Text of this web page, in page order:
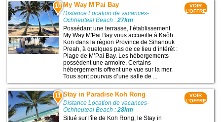
10 My Way M'Pai Bay
Distance Location de vacances-
Ochheuteal Beach :27km
Possédant une terrasse, l’établissement
My Way M'Pai Bay vous accueille à Kaôh
Kon dans la région Province de Sihanouk
Preah, à quelques pas de ce lieu d’intérêt :
Plage de M’Pai Bay. Les hébergements
possèdent une armoire. Certains
hébergements offrent une vue sur la mer.
Tous sont pourvus d’une salle de ...
VOIR
L'OFFRE
11 Stay in Paradise Koh Rong
Distance Location de vacances-
Ochheuteal Beach :28km
Situé sur l'île de Koh Rong, le Stay in
VOIR
L'OFFRE